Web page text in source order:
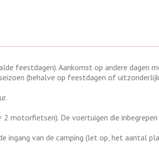
feestdagen). Aankomst op andere dagen
(behalve op feestdagen of
motorfietsen). De voertuigen die
ingang van de camping (let op, het aantal